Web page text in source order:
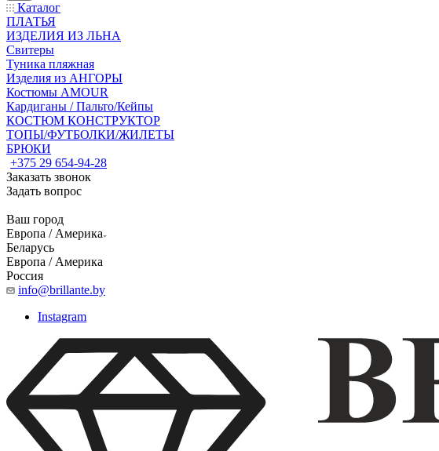
Каталог
ПЛАТЬЯ
ИЗДЕЛИЯ ИЗ ЛЬНА
Свитеры
Туника пляжная
Изделия из АНГОРЫ
Костюмы AMOUR
Кардиганы / Пальто/Кейпы
КОСТЮМ КОНСТРУКТОР
ТОПЫ/ФУТБОЛКИ/ЖИЛЕТЫ
БРЮКИ
+375 29 654-94-28
Заказать звонок
Задать вопрос
Ваш город
Европа / Америка
Беларусь
Европа / Америка
Россия
info@brillante.by
Instagram